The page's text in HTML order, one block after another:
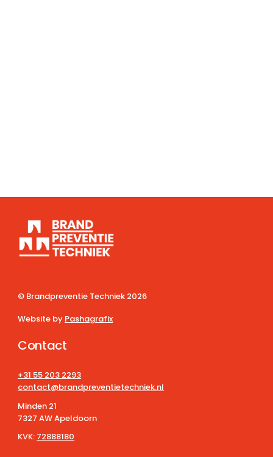
© Brandpreventie Techniek 2026
Website by Pashagrafix
Contact
+31 55 203 2293
contact@brandpreventietechniek.nl
Minden 21
7327 AW Apeldoorn
KVK: 72888180